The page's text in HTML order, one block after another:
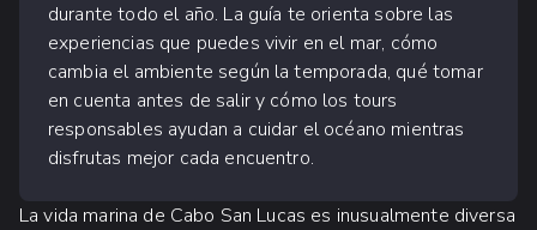
durante todo el año. La guía te orienta sobre las
experiencias que puedes vivir en el mar, cómo
cambia el ambiente según la temporada, qué tomar
en cuenta antes de salir y cómo los tours
responsables ayudan a cuidar el océano mientras
disfrutas mejor cada encuentro.
La vida marina de Cabo San Lucas es inusualmente diversa